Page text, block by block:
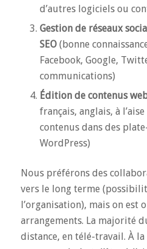
d’autres logiciels ou
Gestion de réseaux
SEO(bonne
Facebook, Google,
communications)
Édition de contenus
français, anglais, à
contenus dans des
WordPress)
Nous préférons des
vers le long terme
l’organisation), mais on est
arrangements. La majorité
distance, en télé-travail. À la